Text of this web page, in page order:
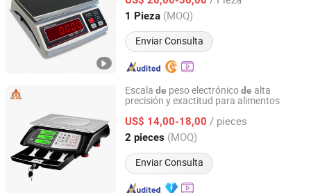
Frutas Balanza
1 Pieza (MOQ)
Enviar Consulta
Jiangsu, China Desde 2024
Escala de peso electrónicode alta
precisión y exactitud para alimentos
US$ 14,00-18,00 / pieces
2 pieces (MOQ)
Enviar Consulta
Zhejiang Junkaishun Industrial and Trade Co., Ltd.
Zhejiang, China Desde 2025